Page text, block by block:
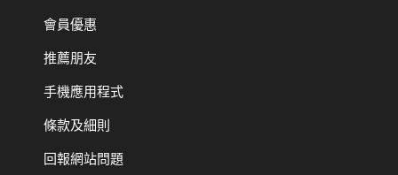
會員優惠
推薦朋友
手機應用程式
條款及細則
回報網站問題